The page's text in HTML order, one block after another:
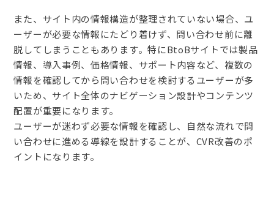
また、サイト内の情報構造が整理されていない場合、ユ
ーザーが必要な情報にたどり着けず、問い合わせ前に離
脱してしまうこともあります。特にBtoBサイトでは製品
情報、導入事例、価格情報、サポート内容など、複数の
情報を確認してから問い合わせを検討するユーザーが多
いため、サイト全体のナビゲーション設計やコンテンツ
配置が重要になります。
ユーザーが迷わず必要な情報を確認し、自然な流れで問
い合わせに進める導線を設計することが、CVR改善のポ
イントになります。